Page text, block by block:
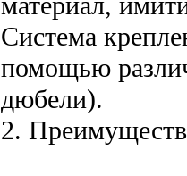
Система
помощью
дюбели).
2.